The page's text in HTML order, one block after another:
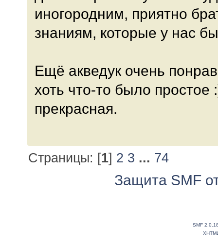
иногородним, приятно
знаниям, которые у нас
Ещё акведук очень
хоть что-то было простое
прекрасная.
Страницы: [1] 2 3 ... 74
Защита SMF
SMF